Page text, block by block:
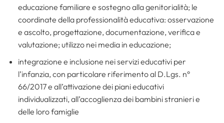
educazione familiare e sostegno alla genitorialità; le
coordinate della professionalità educativa: osservazione
e ascolto, progettazione, documentazione, verifica e
valutazione; utilizzo nei media in educazione;
integrazione e inclusione nei servizi educativi per
l’infanzia, con particolare riferimento al D.Lgs. n°
66/2017 e all’attivazione dei piani educativi
individualizzati, all’accoglienza dei bambini stranieri e
delle loro famiglie